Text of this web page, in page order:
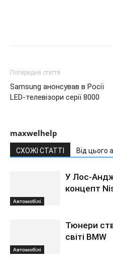
Попередня стаття
Samsung анонсував в Росії
LED-телевізори серії 8000
maxwelhelp
СХОЖІ СТАТТІ Від цього
Автомобілі
У Лос-
концепт
Автомобілі
Тюнери
світі BMW